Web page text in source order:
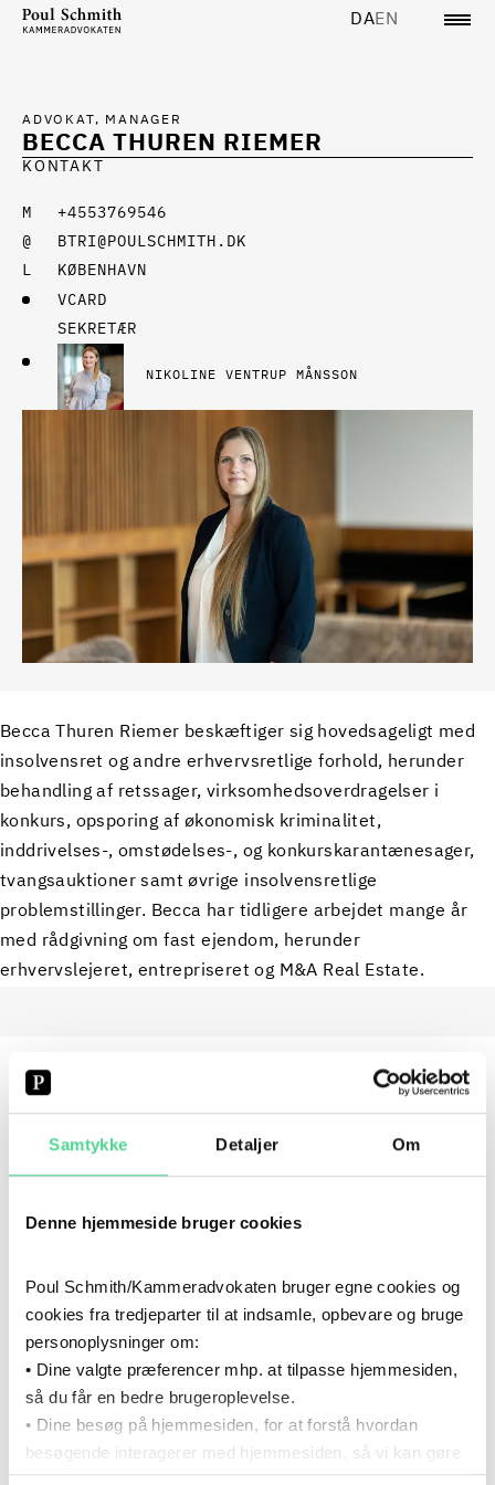
Samtykke Detaljer Om
Denne hjemmeside bruger cookies
Poul Schmith/Kammeradvokaten bruger egne cookies og
cookies fra tredjeparter til at indsamle, opbevare og bruge
personoplysninger om:
• Dine valgte præferencer mhp. at tilpasse hjemmesiden,
så du får en bedre brugeroplevelse.
• Dine besøg på hjemmesiden, for at forstå hvordan
besøgende interagerer med hjemmesiden, så vi kan gøre
DAEN
BECCA THUREN RIEMER
ADVOKAT, MANAGER
KONTAKT
+4553769546
BTRI@POULSCHMITH.DK
KØBENHAVN
VCARD
SEKRETÆR
NIKOLINE VENTRUP MÅNSSON
Becca Thuren Riemer beskæftiger sig hovedsageligt med
insolvensret og andre erhvervsretlige forhold, herunder
behandling af retssager, virksomhedsoverdragelser i
konkurs, opsporing af økonomisk kriminalitet,
inddrivelses-, omstødelses-, og konkurskarantænesager,
tvangsauktioner samt øvrige insolvensretlige
problemstillinger. Becca har tidligere arbejdet mange år
med rådgivning om fast ejendom, herunder
erhvervslejeret, entrepriseret og M&A Real Estate.
SPECIALER
KONKURSBEHANDLING
INSOLVENS OG REKONSTRUKTION
CV